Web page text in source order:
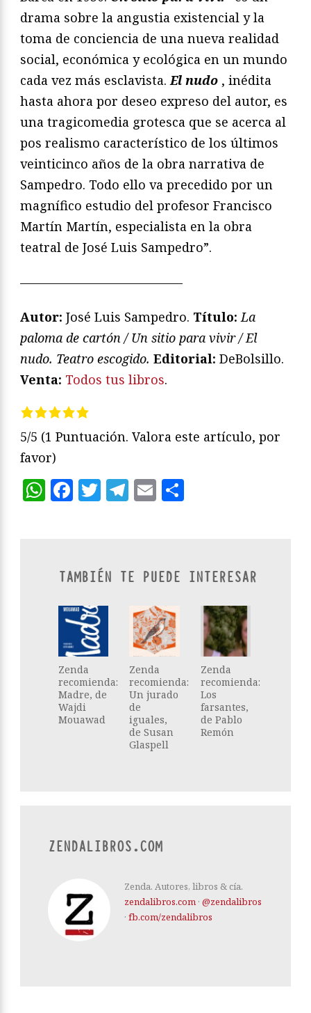
drama sobre la angustia existencial y la
toma de conciencia de una nueva realidad
social, económica y ecológica en un mundo
cada vez más esclavista.El nudo , inédita
hasta ahora por deseo expreso del autor, es
una tragicomedia grotesca que se acerca al
pos realismo característico de los últimos
veinticinco años de la obra narrativa de
Sampedro. Todo ello va precedido por un
magnífico estudio del profesor Francisco
Martín Martín, especialista en la obra
teatral de José Luis Sampedro”.
—————————————
Autor: José Luis Sampedro. Título:La
paloma de cartón / Un sitio para vivir / El
nudo. Teatro escogido. Editorial: DeBolsillo.
Venta: Todos tus libros.
5/5 (1 Puntuación. Valora este artículo, por
favor)
WhatsApp
Facebook
Twitter
Telegram
Email
TAMBIÉN TE PUEDE INTERESAR
Zenda
recomienda:
Madre, de
Wajdi
Mouawad
Zenda
recomienda:
Un jurado
de
iguales,
de Susan
Glaspell
Zenda
recomienda:
Los
farsantes,
de Pablo
Remón
ZENDALIBROS.COM
Zenda. Autores, libros & cía.
zendalibros.com · @zendalibros
· fb.com/zendalibros